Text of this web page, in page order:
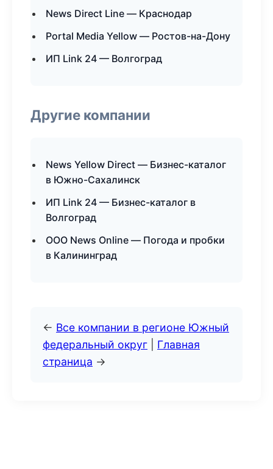
News Direct Line — Краснодар
Portal Media Yellow — Ростов-на-Дону
ИП Link 24 — Волгоград
Другие компании
News Yellow Direct — Бизнес-каталог
в Южно-Сахалинск
ИП Link 24 — Бизнес-каталог в
Волгоград
ООО News Online — Погода и пробки
в Калининград
← Все компании в регионе Южный
федеральный округ
Главная
страница →